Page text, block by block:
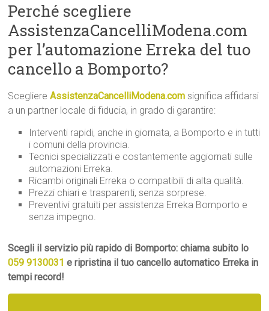
Perché scegliere
AssistenzaCancelliModena.com
per l’automazione Erreka del tuo
cancello a Bomporto?
ScegliereAssistenzaCancelliModena.com significa affidarsi
a un partner locale di fiducia, in grado di garantire:
Interventi rapidi, anche in giornata, a Bomporto e in tutti
i comuni della provincia.
Tecnici specializzati e costantemente aggiornati sulle
automazioni Erreka.
Ricambi originali Erreka o compatibili di alta qualità.
Prezzi chiari e trasparenti, senza sorprese.
Preventivi gratuiti per assistenza Erreka Bomporto e
senza impegno.
Scegli il servizio più rapido di Bomporto: chiama subito lo
059 9130031 e ripristina il tuo cancello automatico Erreka in
tempi record!